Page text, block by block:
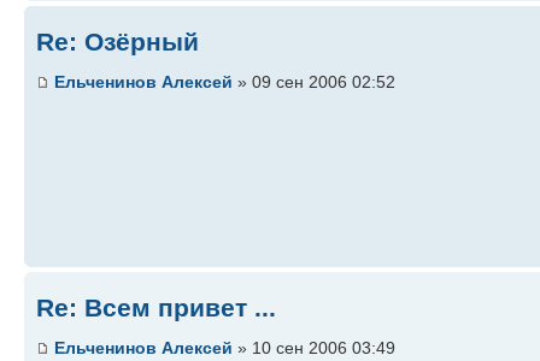
Re: Озёрный
Ельченинов Алексей » 09 сен 2006 02:52
Re: Всем привет ...
Ельченинов Алексей » 10 сен 2006 03:49